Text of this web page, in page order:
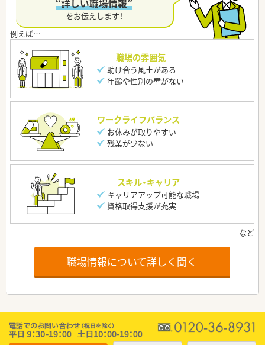
“詳しい職場情報”
をお伝えします！
職場の雰囲気
助け合う風土がある
年齢や性別の壁がない
ワークライフバランス
お休みが取りやすい
残業が少ない
スキル・キャリア
キャリアアップ可能な職場
資格取得支援が充実
職場情報について詳しく聞く